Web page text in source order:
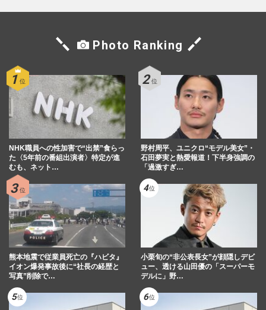
Photo Ranking
NHK職員への性加害で“出禁”食らっ
た〈5年前の番組出演者〉特定が進
むも、ネット…
野村周平、ユニクロ“モデル美女”・
石田夢実と熱愛報道！下半身強調の
「過激すぎ…
熊本地震で従業員死亡の『ハビタ』
イオン爆発事故後に“社長の経歴と
写真”削除で…
小栗旬の“非公表長女”が顔隠しデビ
ュー、透ける山田優の「スーパーモ
デルに」野…